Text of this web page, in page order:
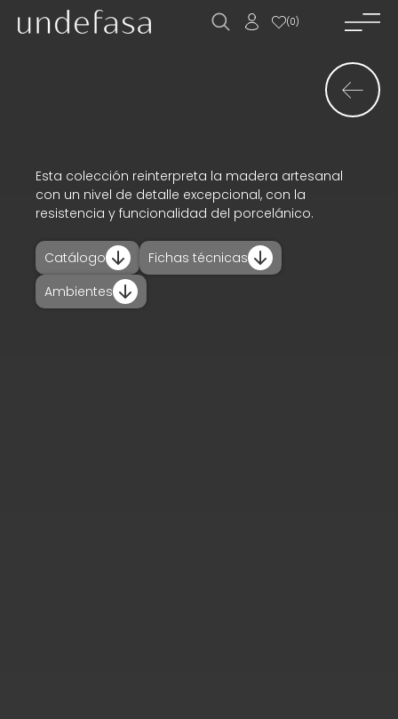
(0)
productos_
descargas_
proyectos_
trabaja con
Esta colección reinterpreta la madera artesanal
con un nivel de detalle excepcional, con la
resistencia y funcionalidad del porcelánico.
Catálogo
Fichas técnicas
Ambientes